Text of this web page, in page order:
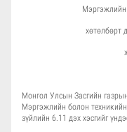
хөтөлбөрт
Монгол Улсын Засгийн
Мэргэжлийн болон
зүйлийн 6.11 дэх хэсгийг